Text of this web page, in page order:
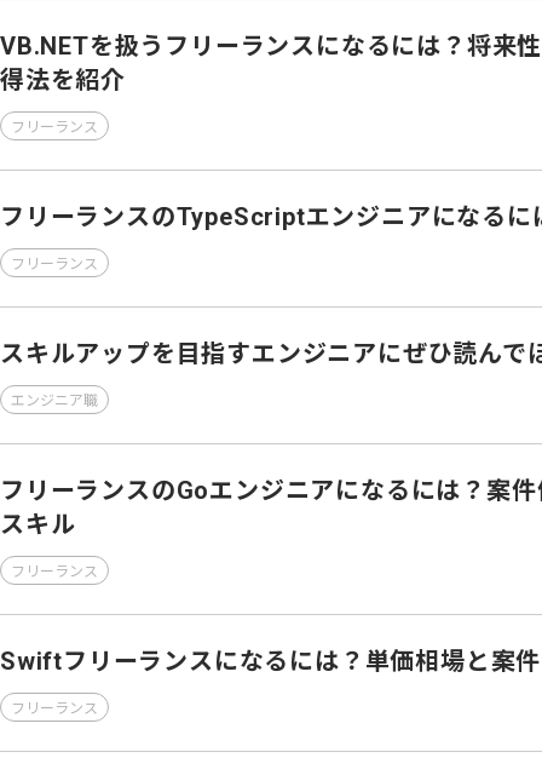
VB.NETを扱うフリーランスになるには？将来
得法を紹介
フリーランス
フリーランスのTypeScriptエンジニアになるに
フリーランス
スキルアップを目指すエンジニアにぜひ読んで
エンジニア職
フリーランスのGoエンジニアになるには？案
スキル
フリーランス
Swiftフリーランスになるには？単価相場と案
フリーランス